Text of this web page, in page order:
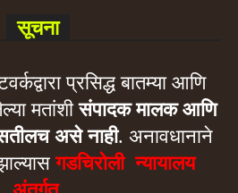
सूचना
प्रसिद्ध बातम्या आणि
मतांशीसंपादक मालक आणि
असे नाही. अनावधानाने
गडचिरोली न्यायालय